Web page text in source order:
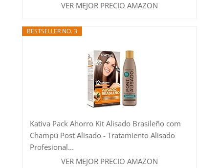
VER MEJOR PRECIO AMAZON
BESTSELLER NO. 3
Kativa Pack Ahorro Kit Alisado Brasileño com
Champú Post Alisado - Tratamiento Alisado
Profesional...
VER MEJOR PRECIO AMAZON